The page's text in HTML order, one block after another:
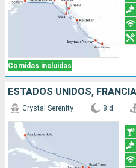
Comidas incluidas
Crystal Serenity 8 d